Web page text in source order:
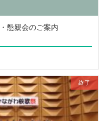
役員・組織
翠嵐会役員名簿
球部）】 2026年OB会「新
楽団 第18回定期演奏会
回）】 翠嵐高校第47期同窓
懇親会のご案内